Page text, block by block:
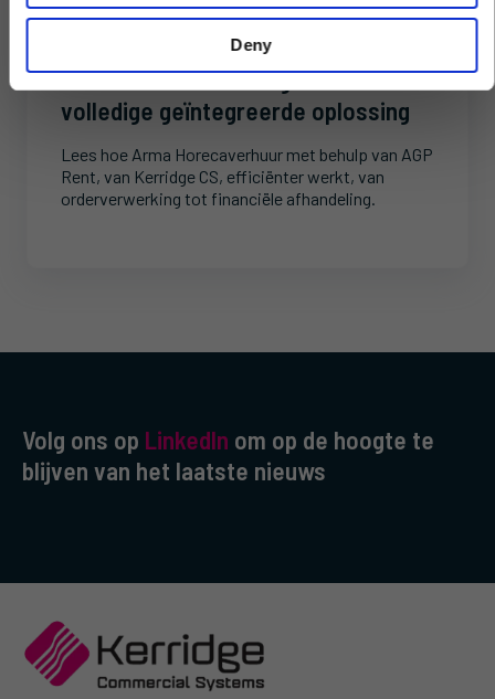
Deny
Arma Horecaverhuur gebruikt 1
volledige geïntegreerde oplossing
Lees hoe Arma Horecaverhuur met behulp van AGP
Rent, van Kerridge CS, efficiënter werkt, van
orderverwerking tot financiële afhandeling.
Volg ons op LinkedIn om op de hoogte te
blijven van het laatste nieuws